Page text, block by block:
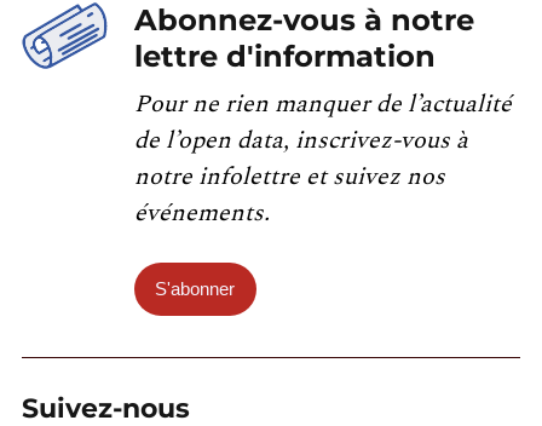
Abonnez-vous à notre
lettre d'information
Pour ne rien manquer de l’actualité
de l’open data, inscrivez-vous à
notre infolettre et suivez nos
événements.
S'abonner
Suivez-nous